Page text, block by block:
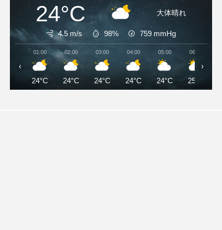
24°C 大体晴れ
4.5 m/s 98% 759 mmHg
01:00
24°C
02:00
24°C
03:00
24°C
04:00
24°C
05:00
24°C
06:00
25°C
‹ ›